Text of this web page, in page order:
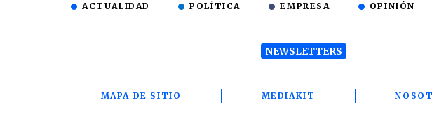
ACTUALIDAD POLÍTICA EMPRESA OPINIÓN
NEWSLETTERS
MAPA DE SITIO MEDIAKIT